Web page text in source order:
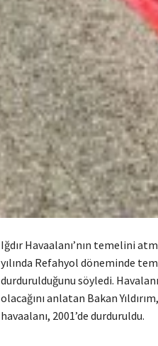
Iğdır Havaalanı’nın temelini
yılında Refahyol döneminde
durdurulduğunu söyledi.
olacağını anlatan Bakan
havaalanı, 2001’de durduruldu.